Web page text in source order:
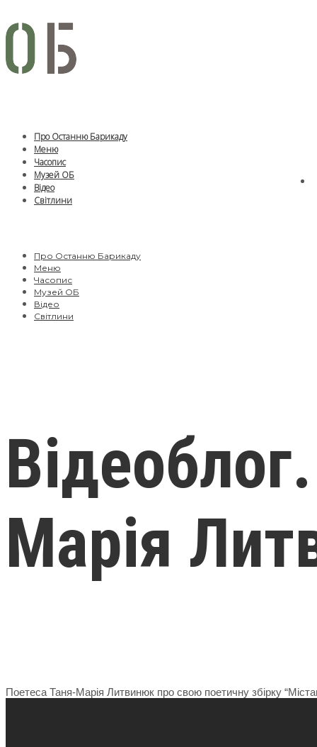
Про Останню Барикаду
Меню
Часопис
Музей ОБ
Відео
Світлини
Про Останню Барикаду
Меню
Часопис
Музей ОБ
Відео
Світлини
Марія
Поетеса Таня-Марія Литвинюк про свою поетичну збірку